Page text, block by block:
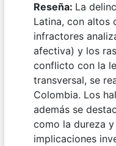
Reseña: La
Latina, con altos
infractores
afectiva) y los
conflicto con la
transversal, se
Colombia. Los
además se
como la dureza
implicaciones